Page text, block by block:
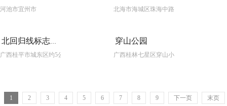
河池市宜州市 北海市海城区珠海中路98号
北回归线标志公园
穿山公园
广西桂林七星区穿山小街55号
1 2 3 4 5 6 7 8 9 下一页 末页